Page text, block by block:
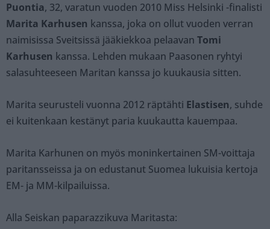
Puontia, 32, varatun vuoden 2010 Miss Helsinki -finalisti
Marita Karhusen kanssa, joka on ollut vuoden verran
naimisissa Sveitsissä jääkiekkoa pelaavan Tomi
Karhusen kanssa. Lehden mukaan Paasonen ryhtyi
salasuhteeseen Maritan kanssa jo kuukausia sitten.
Marita seurusteli vuonna 2012 räptähti Elastisen, suhde
ei kuitenkaan kestänyt paria kuukautta kauempaa.
Marita Karhunen on myös moninkertainen SM-voittaja
paritansseissa ja on edustanut Suomea lukuisia kertoja
EM- ja MM-kilpailuissa.
Alla Seiskan paparazzikuva Maritasta: